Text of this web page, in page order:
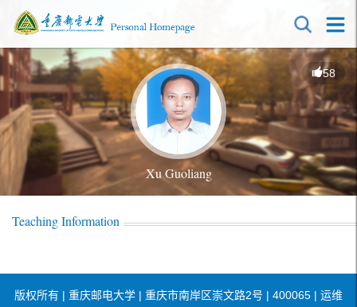
58
Xu Guoliang
Teaching Information
版权所有 | 重庆邮电大学 | 重庆市南岸区崇文路2号 | 400065 | 运维